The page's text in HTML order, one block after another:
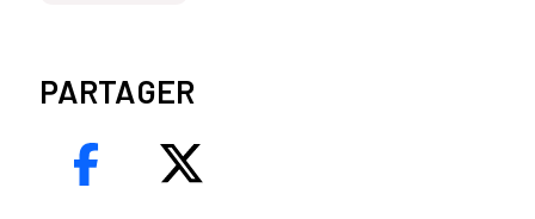
PARTAGER